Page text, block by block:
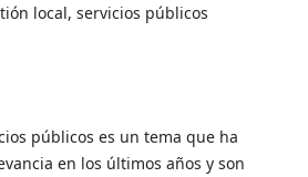
local, servicios públicos
públicos es un tema que ha
en los últimos años y son